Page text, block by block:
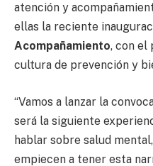
atención y
ellas la reciente
Acompañamiento, con el
cultura de prevención y
“Vamos a lanzar la
será la siguiente
hablar sobre salud
empiecen a tener esta